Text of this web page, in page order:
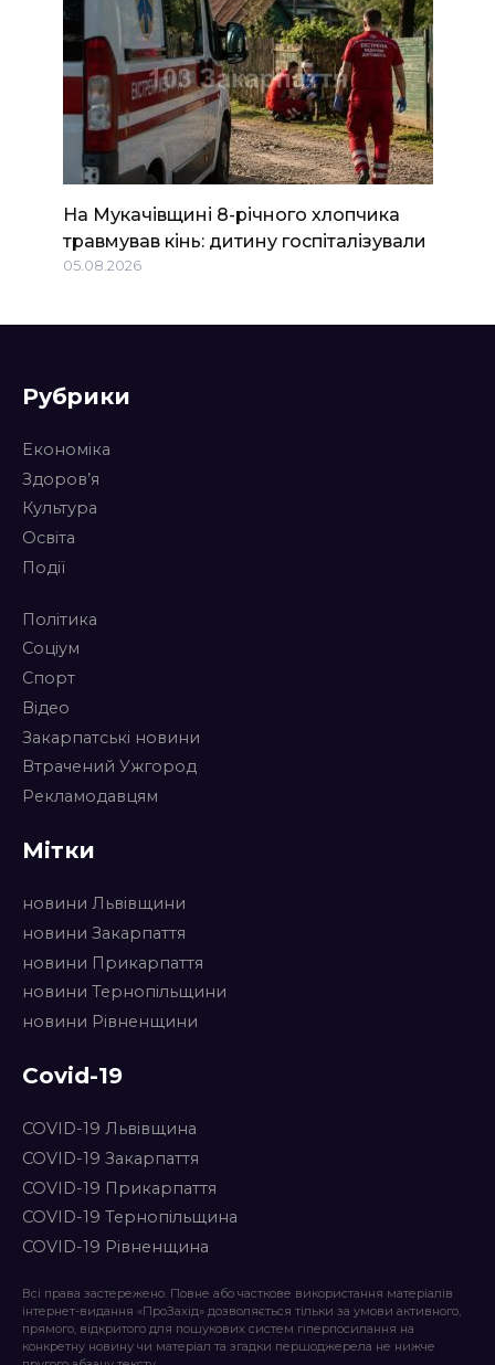
На Мукачівщині 8-річного хлопчика
травмував кінь: дитину госпіталізували
05.08.2026
Рубрики
Економіка
Здоров’я
Культура
Освіта
Події
Політика
Соціум
Спорт
Відео
Закарпатські новини
Втрачений Ужгород
Рекламодавцям
Мітки
новини Львівщини
новини Закарпаття
новини Прикарпаття
новини Тернопільщини
новини Рівненщини
Covid-19
COVID-19 Львівщина
COVID-19 Закарпаття
COVID-19 Прикарпаття
COVID-19 Тернопільщина
COVID-19 Рівненщина
Всі права застережено. Повне або часткове використання матеріалів
інтернет-видання «ПроЗахід» дозволяється тільки за умови активного,
прямого, відкритого для пошукових систем гіперпосилання на
конкретну новину чи матеріал та згадки першоджерела не нижче